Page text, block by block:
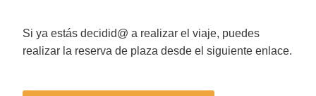
Si ya estás decidid@ a realizar el viaje, puedes
realizar la reserva de plaza desde el siguiente enlace.